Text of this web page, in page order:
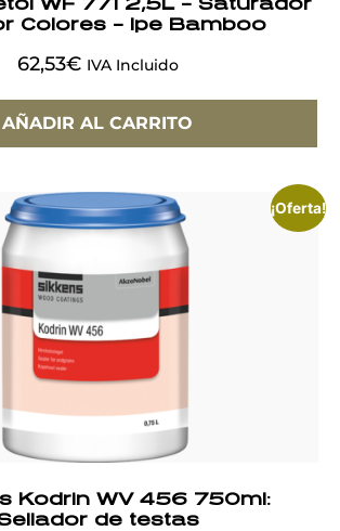
Colores – Ipe Bamboo
62,53€ IVA Incluido
AÑADIR AL CARRITO
¡Oferta!
Kodrin WV 456 750ml:
de testas